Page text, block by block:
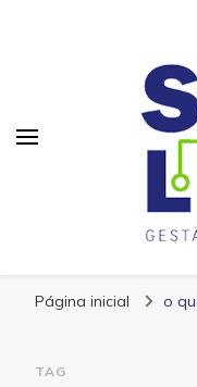
Página inicial o
TAG